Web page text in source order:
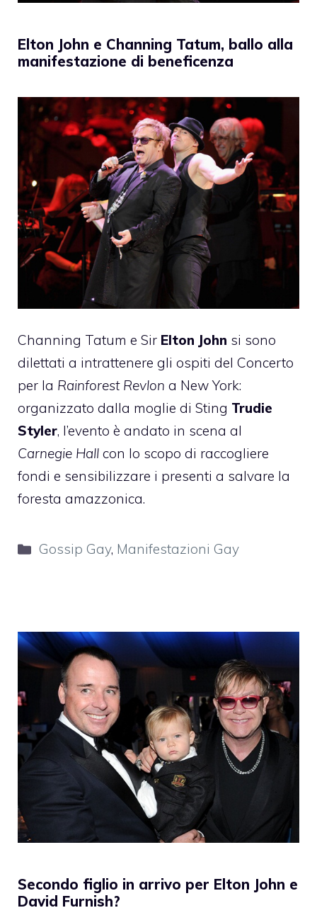
Elton John e Channing Tatum, ballo alla
manifestazione di beneficenza
Channing Tatum e Sir Elton John si sono
dilettati a intrattenere gli ospiti del Concerto
per la Rainforest Revlon a New York:
organizzato dalla moglie di Sting Trudie
Styler, l’evento è andato in scena al
Carnegie Hall con lo scopo di raccogliere
fondi e sensibilizzare i presenti a salvare la
foresta amazzonica.
Categorie
Gossip Gay, Manifestazioni Gay
Secondo figlio in arrivo per Elton John e
David Furnish?